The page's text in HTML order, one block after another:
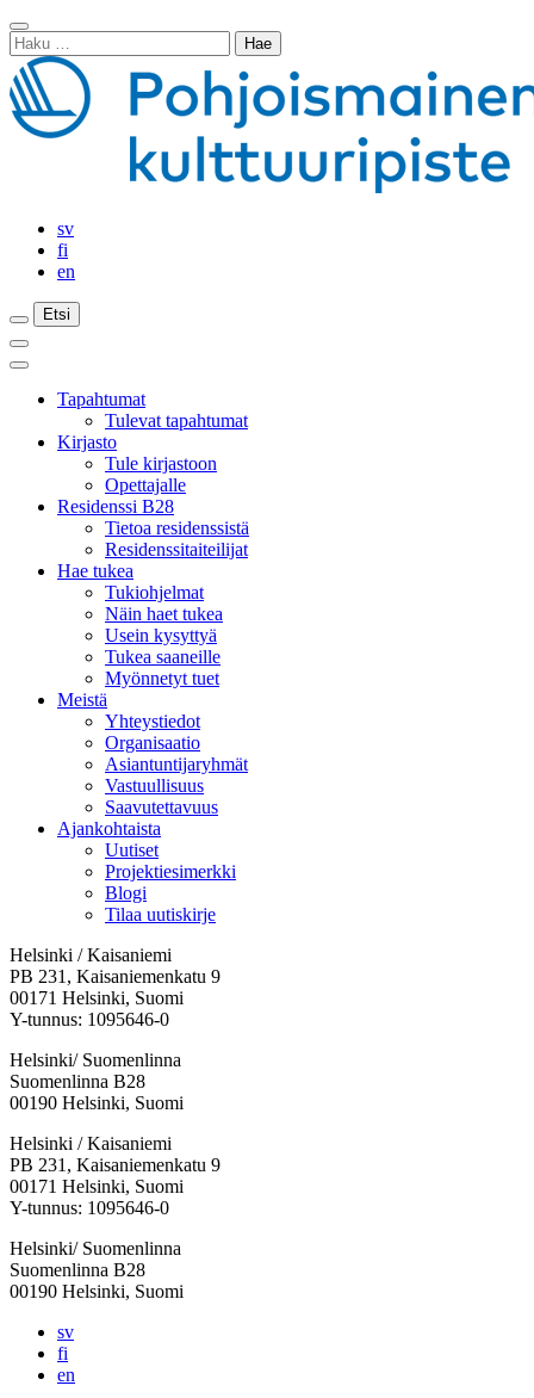
Siirry
sisältöön
Sulje
haku
Haku:
sv
fi
en
Etsi
Etsi
Etsi
Päävalikko
Sulje
päävalikkoTapahtumat
Tulevat tapahtumat
Kirjasto
Tule kirjastoon
Opettajalle
Residenssi B28
Tietoa residenssistä
Residenssitaiteilijat
Hae tukea
Tukiohjelmat
Näin haet tukea
Usein kysyttyä
Tukea saaneille
Myönnetyt tuet
Meistä
Yhteystiedot
Organisaatio
Asiantuntijaryhmät
Vastuullisuus
Saavutettavuus
Ajankohtaista
Uutiset
Projektiesimerkki
Blogi
Tilaa uutiskirje
Helsinki / Kaisaniemi
PB 231, Kaisaniemenkatu 9
00171 Helsinki, Suomi
Y-tunnus: 1095646-0
Helsinki/ Suomenlinna
Suomenlinna B28
00190 Helsinki, Suomi
Facebook:
Avataan
uuteen
välilehteen
Instagram:
Avataan
uuteen
välilehteen
TikTok:
Avataan
uuteen
välilehteen
Youtube:
Avataan
uuteen
välilehteen
Vimeo:
Avataan
uuteen
välilehteen
Helsinki / Kaisaniemi
PB 231, Kaisaniemenkatu 9
00171 Helsinki, Suomi
Y-tunnus: 1095646-0
Helsinki/ Suomenlinna
Suomenlinna B28
00190 Helsinki, Suomi
sv
fi
en